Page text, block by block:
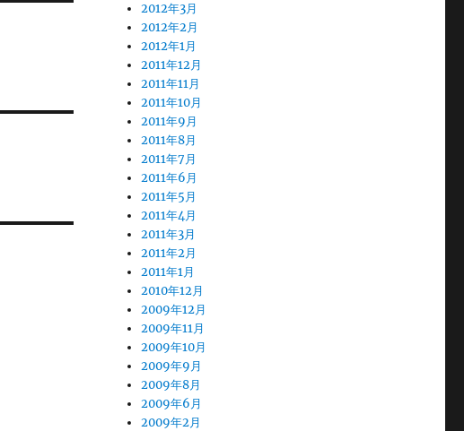
2012年3月
2012年2月
2012年1月
2011年12月
2011年11月
2011年10月
2011年9月
2011年8月
2011年7月
2011年6月
2011年5月
2011年4月
2011年3月
2011年2月
2011年1月
2010年12月
2009年12月
2009年11月
2009年10月
2009年9月
2009年8月
2009年6月
2009年2月